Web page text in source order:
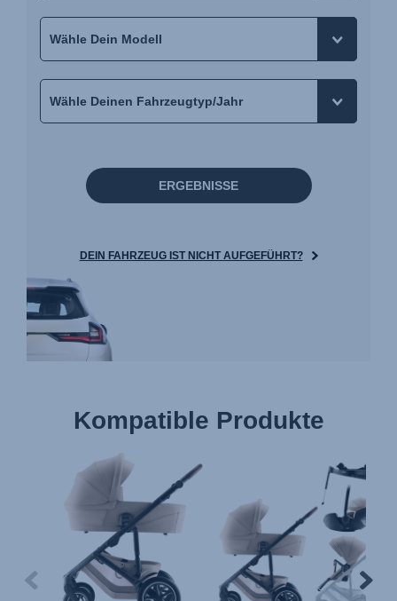
ERGEBNISSE
DEIN FAHRZEUG IST NICHT AUFGEFÜHRT?
Kompatible Produkte